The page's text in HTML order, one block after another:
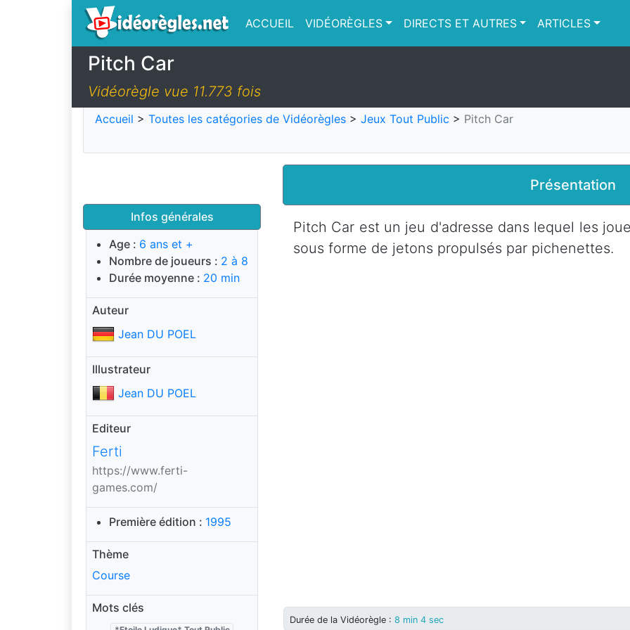
ACCUEIL VIDÉORÈGLES DIRECTS ET AUTRES ARTICLES
Pitch Car
Vidéorègle vue 11.773 fois
Accueil > Toutes les catégories de Vidéorègles > Jeux Tout Public > Pitch Car
Infos générales
Age : 6 ans et +
Nombre de joueurs : 2 à 8
Durée moyenne : 20 min
Auteur
Jean DU POEL
Illustrateur
Jean DU POEL
Editeur
Ferti
https://www.ferti-
games.com/
Première édition : 1995
Thème
Course
Mots clés
Présentation
Pitch Car est un jeu d'adresse dans lequel les
sous forme de jetons propulsés par pichenettes.
Durée de la Vidéorègle : 8 min 4 sec